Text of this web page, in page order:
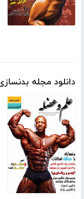
دانلود مجله